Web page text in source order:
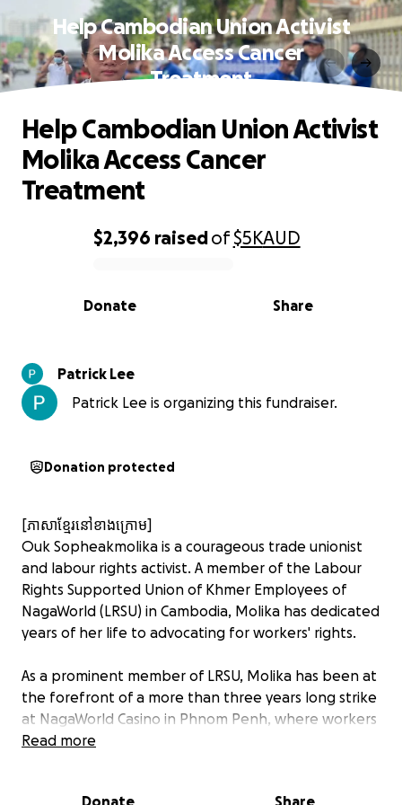
Help Cambodian Union Activist
Molika Access Cancer
Treatment
0% complete
$2,396 raisedof$5KAUD
Share
Donate
Help Cambodian Union Activist
Molika Access Cancer
Treatment
Patrick Lee
Patrick Lee is organizing this fundraiser.
Donation protected
[ភាសាខ្មែរនៅខាងក្រោម]
Ouk Sopheakmolika is a courageous trade unionist
and labour rights activist. A member of the Labour
Rights Supported Union of Khmer Employees of
NagaWorld (LRSU) in Cambodia, Molika has dedicated
years of her life to advocating for workers' rights.
As a prominent member of LRSU, Molika has been at
the forefront of a more than three years long strike
at NagaWorld Casino in Phnom Penh, where workers
continue to protest a mass layoff of workers
Read more
Donate Share